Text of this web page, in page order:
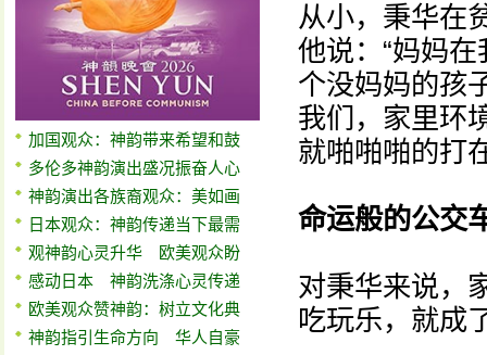
加国观众：神韵带来希望和鼓
多伦多神韵演出盛况振奋人心
神韵演出各族裔观众：美如画
日本观众：神韵传递当下最需
观神韵心灵升华 欧美观众盼
感动日本 神韵洗涤心灵传递
欧美观众赞神韵：树立文化典
神韵指引生命方向 华人自豪
从小，秉华在
他说：“妈妈
个没妈妈的孩
我们，家里环
就啪啪啪的打
命运般的公交
对秉华来说，
吃玩乐，就成